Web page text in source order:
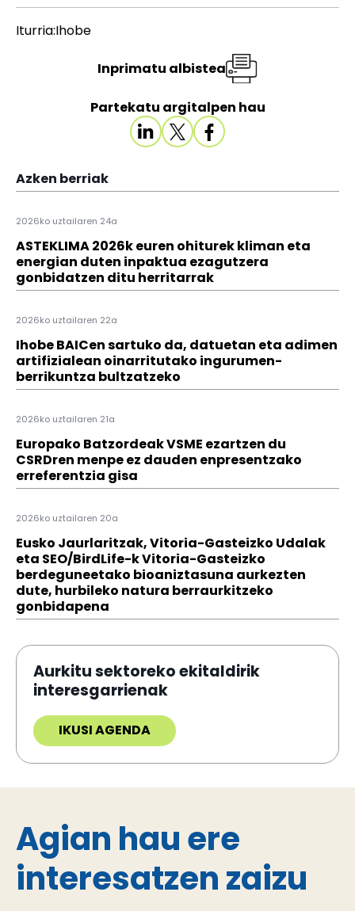
Iturria:Ihobe
Partekatu argitalpen hau
Inprimatu albistea
Azken berriak
2026ko uztailaren 24a
ASTEKLIMA 2026k euren ohiturek kliman eta
energian duten inpaktua ezagutzera
gonbidatzen ditu herritarrak
2026ko uztailaren 22a
Ihobe BAICen sartuko da, datuetan eta adimen
artifizialean oinarritutako ingurumen-
berrikuntza bultzatzeko
2026ko uztailaren 21a
Europako Batzordeak VSME ezartzen du
CSRDren menpe ez dauden enpresentzako
erreferentzia gisa
2026ko uztailaren 20a
Eusko Jaurlaritzak, Vitoria-Gasteizko Udalak
eta SEO/BirdLife-k Vitoria-Gasteizko
berdeguneetako bioaniztasuna aurkezten
dute, hurbileko natura berraurkitzeko
gonbidapena
Aurkitu sektoreko ekitaldirik
interesgarrienak
IKUSI AGENDA
Agian hau ere
interesatzen zaizu